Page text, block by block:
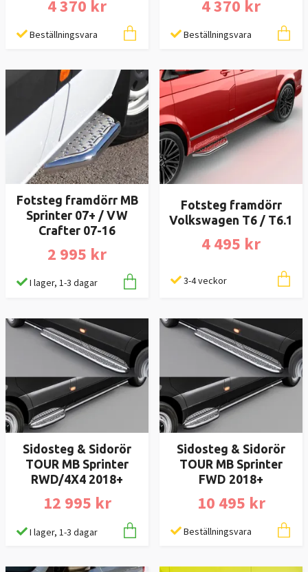
4 370 kr
Beställningsvara
4 370 kr
Beställningsvara
Fotsteg framdörr MB
Sprinter 07+ / VW
Crafter 07-16
2 995 kr
I lager, 1-3 dagar
Fotsteg framdörr
Volkswagen T6 / T6.1
4 495 kr
3-4 veckor
Sidosteg & Sidorör
TOUR MB Sprinter
RWD/4X4 2018+
12 995 kr
I lager, 1-3 dagar
Sidosteg & Sidorör
TOUR MB Sprinter
FWD 2018+
10 495 kr
Beställningsvara